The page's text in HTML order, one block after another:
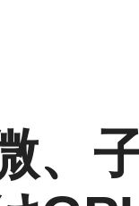
、